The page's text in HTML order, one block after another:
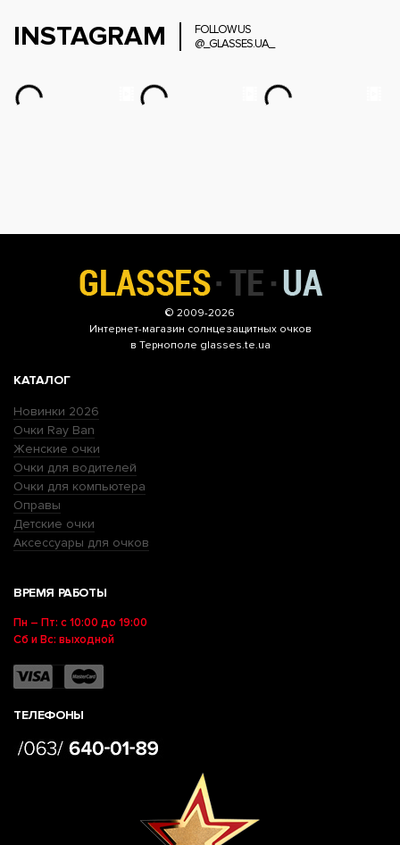
INSTAGRAM
FOLLOW US
@_GLASSES.UA_
© 2009-2026
Интернет-магазин солнцезащитных очков
в Тернополе glasses.te.ua
КАТАЛОГ
Новинки 2026
Очки Ray Ban
Женские очки
Очки для водителей
Очки для компьютера
Оправы
Детские очки
Аксессуары для очков
ВРЕМЯ РАБОТЫ
Пн – Пт: с 10:00 до 19:00
Сб и Вс: выходной
ТЕЛЕФОНЫ